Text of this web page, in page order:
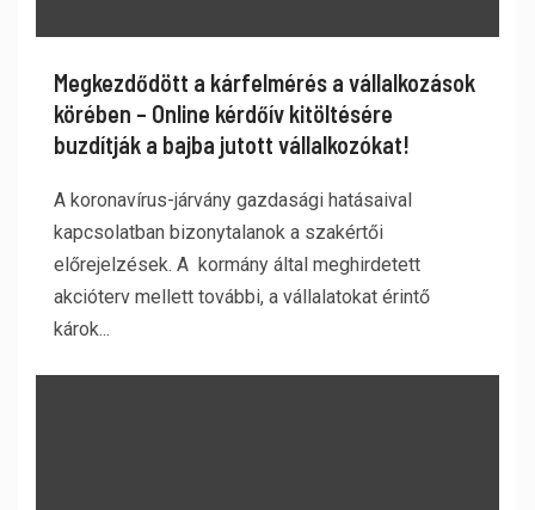
Megkezdődött a kárfelmérés a vállalkozások
körében – Online kérdőív kitöltésére
buzdítják a bajba jutott vállalkozókat!
A koronavírus-járvány gazdasági hatásaival
kapcsolatban bizonytalanok a szakértői
előrejelzések. A kormány által meghirdetett
akcióterv mellett további, a vállalatokat érintő
károk...